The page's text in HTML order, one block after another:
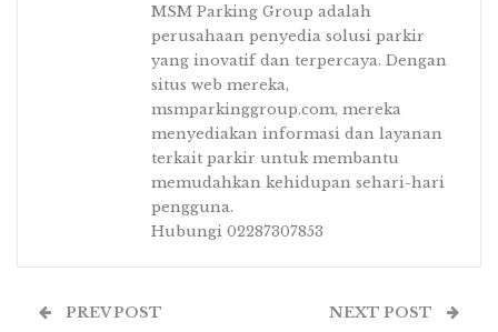
MSM Parking Group adalah
perusahaan penyedia solusi parkir
yang inovatif dan terpercaya. Dengan
situs web mereka,
msmparkinggroup.com, mereka
menyediakan informasi dan layanan
terkait parkir untuk membantu
memudahkan kehidupan sehari-hari
pengguna.
Hubungi 02287307853
PREV POST NEXT POST